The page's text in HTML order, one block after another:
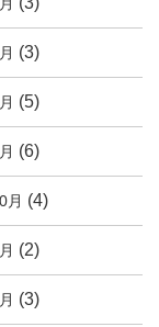
(3)
(5)
(6)
月 (4)
(2)
(3)